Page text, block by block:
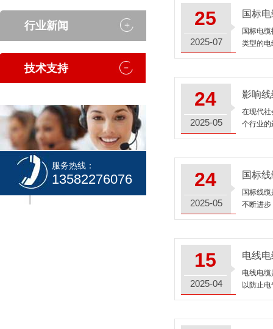
行业新闻
技术支持
服务热线：
13582276076
25
2025-07
国标
国标电
类型的电
24
2025-05
影响
在现代社
个行业的
24
2025-05
国标
国标线
不断进步
15
2025-04
电线
电线电
以防止